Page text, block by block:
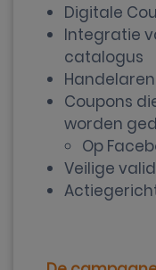
Digitale
Integratie
catalogus
Coupons
worden
Op
Veilige